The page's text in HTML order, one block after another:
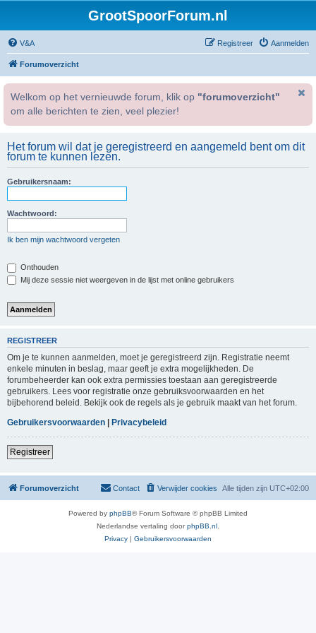
GrootSpoorForum.nl
V&A Aanmelden
Registreer
Forumoverzicht
Welkom op het vernieuwde forum, klik op "forumoverzicht"
om alle berichten te zien, veel plezier!
Het forum wil dat je geregistreerd en aangemeld bent om dit
forum te kunnen lezen.
Gebruikersnaam:
Wachtwoord:
Ik ben mijn wachtwoord vergeten
Onthouden
Mij deze sessie niet weergeven in de lijst met online gebruikers
REGISTREER
Om je te kunnen aanmelden, moet je geregistreerd zijn. Registratie neemt
enkele minuten in beslag, maar geeft je extra mogelijkheden. De
forumbeheerder kan ook extra permissies toestaan aan geregistreerde
gebruikers. Lees voor registratie onze gebruiksvoorwaarden en het
bijbehorend beleid. Bekijk ook de regels als je gebruik maakt van het forum.
Gebruikersvoorwaarden | Privacybeleid
Registreer
Forumoverzicht Alle tijden zijn UTC+02:00
Verwijder cookies
Contact
Powered by phpBB® Forum Software © phpBB Limited
Nederlandse vertaling doorphpBB.nl
Privacy | Gebruikersvoorwaarden